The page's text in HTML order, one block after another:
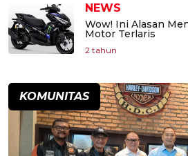
NEWS
Wow! Ini Alasan
Motor Terlaris
2 tahun
KOMUNITAS